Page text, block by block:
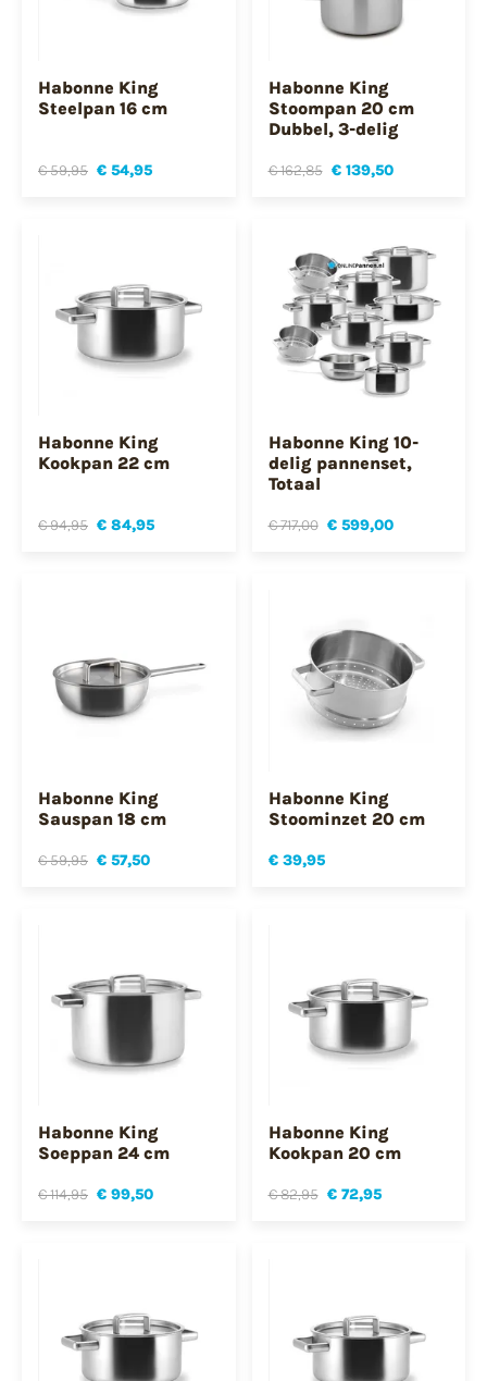
Habonne King
Steelpan 16 cm
€ 59,95 € 54,95
Habonne King
Stoompan 20 cm
Dubbel, 3-delig
€ 162,85 € 139,50
Habonne King
Kookpan 22 cm
€ 94,95 € 84,95
Habonne King 10-
delig pannenset,
Totaal
€ 717,00 € 599,00
Habonne King
Sauspan 18 cm
€ 59,95 € 57,50
Habonne King
Stoominzet 20 cm
€ 39,95
Habonne King
Soeppan 24 cm
€ 114,95 € 99,50
Habonne King
Kookpan 20 cm
€ 82,95 € 72,95